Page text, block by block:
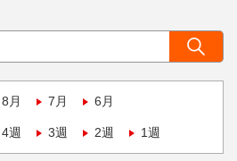
8月 7月 6月
4週 3週 2週 1週